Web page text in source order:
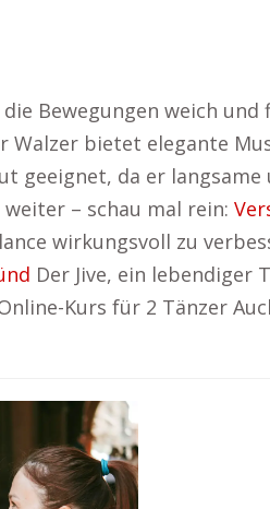
Bewegungen weich
Walzer bietet elegante
geeignet, da er
– schau mal rein:
wirkungsvoll zu
Der Jive, ein lebendiger
Kurs für 2 Tänzer